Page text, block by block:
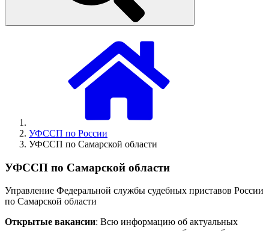
УФССП по России
УФССП по Самарской области
УФССП по Самарской области
Управление Федеральной службы судебных приставов России
по Самарской области
Открытые вакансии: Всю информацию об актуальных